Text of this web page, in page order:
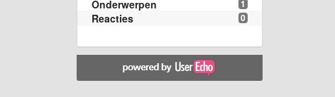
1
Onderwerpen
0
Reacties